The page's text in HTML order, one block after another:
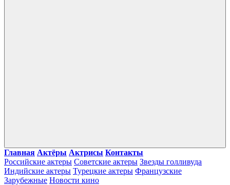
Главная Актёры Актрисы Контакты
Российские актеры Советские актеры Звезды голливуда
Индийские актеры Турецкие актеры Французские
Зарубежные Новости кино